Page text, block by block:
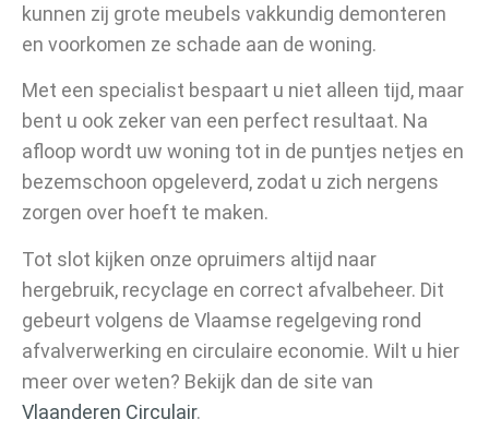
kunnen zij grote meubels vakkundig demonteren
en voorkomen ze schade aan de woning.
Met een specialist bespaart u niet alleen tijd, maar
bent u ook zeker van een perfect resultaat. Na
afloop wordt uw woning tot in de puntjes netjes en
bezemschoon opgeleverd, zodat u zich nergens
zorgen over hoeft te maken.
Tot slot kijken onze opruimers altijd naar
hergebruik, recyclage en correct afvalbeheer. Dit
gebeurt volgens de Vlaamse regelgeving rond
afvalverwerking en circulaire economie. Wilt u hier
meer over weten? Bekijk dan de site van
Vlaanderen Circulair.